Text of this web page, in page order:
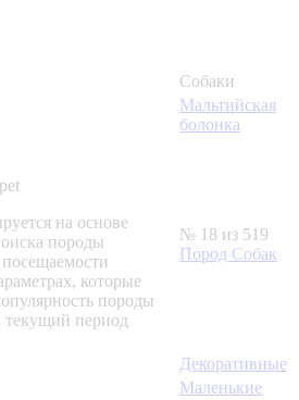
Собаки
Мальтийская
болонка
на основе
породы
которые
породы
текущий период
№ 18 из 519
Пород Собак
Декоративные
Маленькие